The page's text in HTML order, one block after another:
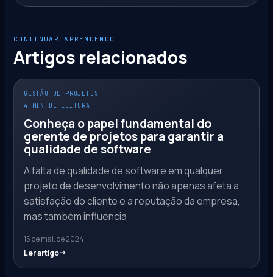
CONTINUAR APRENDENDO
Artigos relacionados
GESTÃO DE PROJETOS
4 MIN DE LEITURA
Conheça o papel fundamental do
gerente de projetos para garantir a
qualidade de software
A falta de qualidade de software em qualquer
projeto de desenvolvimento não apenas afeta a
satisfação do cliente e a reputação da empresa,
mas também influencia
15 de mai. de 2024
Ler artigo